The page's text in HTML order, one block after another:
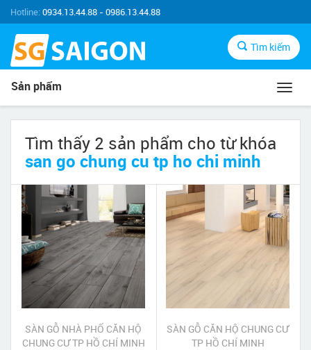
Hotline:0934.13.44.88 - 0986.13.44.88
Tìm kiếm
Sản phẩm
Tìm thấy 2 sản phẩm cho từ khóa
san go chung cu tp ho chi minh
SÀN GỖ NHÀ PHỐ CĂN HỘ
CHUNG CƯ TP HỒ CHÍ MINH
SÀN GỖ CĂN HỘ CHUNG CƯ
TP HỒ CHÍ MINH